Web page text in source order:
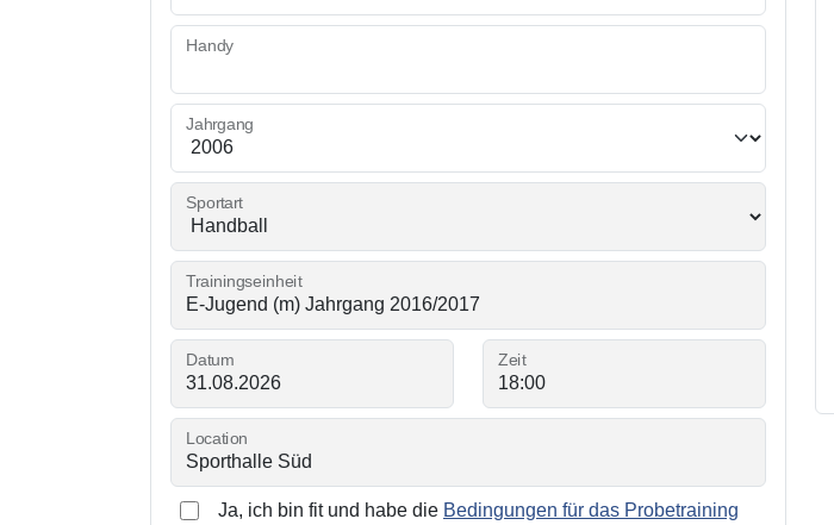
Handy
Jahrgang
Sportart
Trainingseinheit
Datum Zeit
Location
Ja, ich bin fit und habe die Bedingungen für das Probetraining